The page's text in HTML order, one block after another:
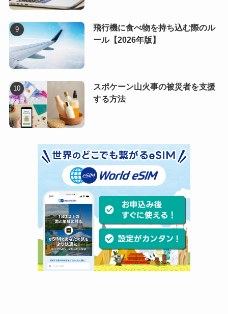
飛行機に食べ物を持ち込む際のル
ール【2026年版】
スポケーン山火事の被災者を支援
する方法